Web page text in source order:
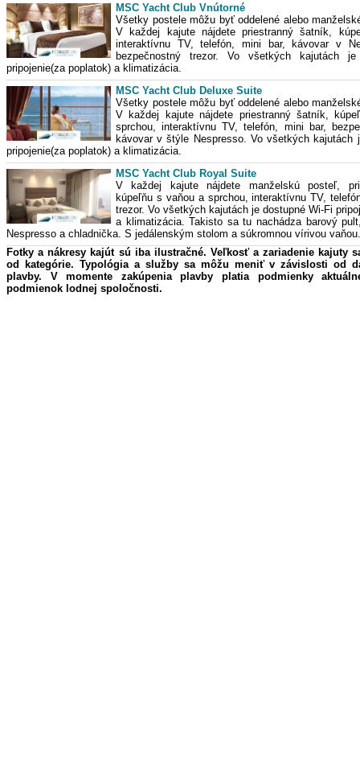
MSC Yacht Club Vnútorné
Všetky postele môžu byť oddelené alebo
V každej kajute nájdete priestranný šatník,
interaktívnu TV, telefón, mini bar, kávovar v
bezpečnostný trezor. Vo všetkých kajutách
pripojenie(za poplatok) a klimatizácia.
MSC Yacht Club Deluxe Suite
Všetky postele môžu byť oddelené alebo
V každej kajute nájdete priestranný šatník,
sprchou, interaktívnu TV, telefón, mini bar,
kávovar v štýle Nespresso. Vo všetkých kajutách
pripojenie(za poplatok) a klimatizácia.
MSC Yacht Club Royal Suite
V každej kajute nájdete manželskú posteľ,
kúpeľňu s vaňou a sprchou, interaktívnu TV,
trezor. Vo všetkých kajutách je dostupné Wi-Fi
a klimatizácia. Takisto sa tu nachádza barový
Nespresso a chladnička. S jedálenským stolom a súkromnou vírivou vaňou.
Fotky a nákresy kajút sú iba ilustračné. Veľkosť a zariadenie kajuty
od kategórie. Typológia a služby sa môžu meniť v závislosti od
plavby. V momente zakúpenia plavby platia podmienky
podmienok lodnej spoločnosti.